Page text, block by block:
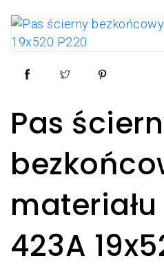
Pas
423A